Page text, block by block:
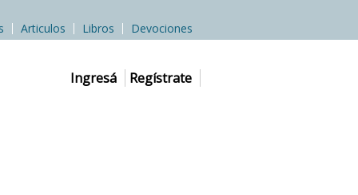
Articulos Libros Devociones
Ingresá Regístrate